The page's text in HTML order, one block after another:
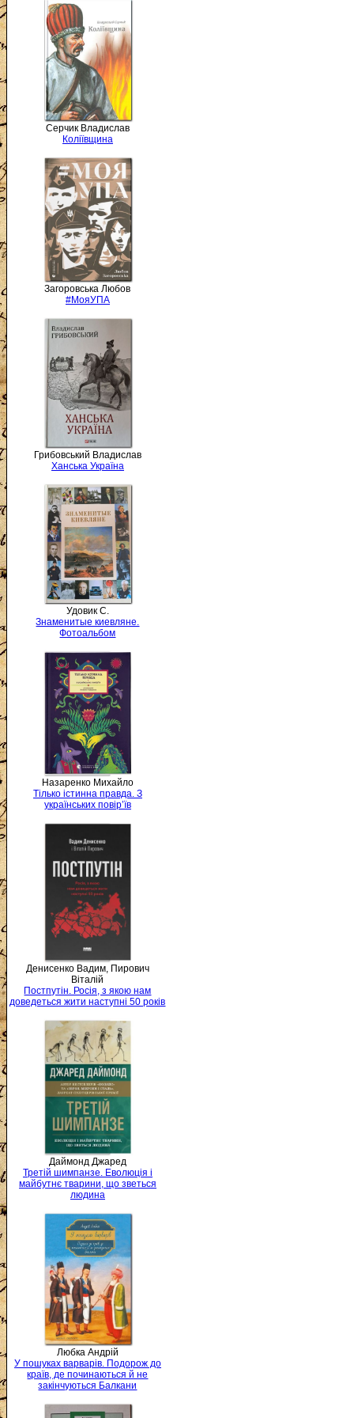
Серчик Владислав
Коліївщина
Загоровська Любов
#МояУПА
Грибовський Владислав
Ханська Україна
Удовик С.
Знаменитые киевляне.
Фотоальбом
Назаренко Михайло
Тілько істинна правда. З
українських повір’їв
Денисенко Вадим, Пирович
Віталій
Постпутін. Росія, з якою нам
доведеться жити наступні 50 років
Даймонд Джаред
Третій шимпанзе. Еволюція і
майбутнє тварини, що зветься
людина
Любка Андрій
У пошуках варварів. Подорож до
країв, де починаються й не
закінчуються Балкани